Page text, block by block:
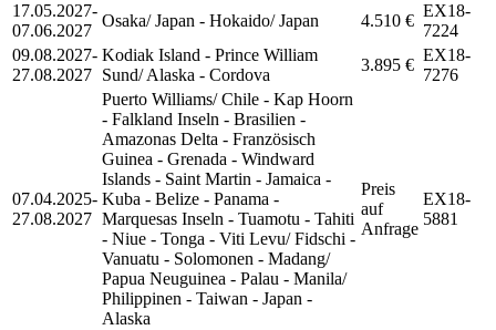
17.05.2027-
07.06.2027
Osaka/ Japan - Hokaido/ Japan 4.510 €
EX18-
7224
09.08.2027-
27.08.2027
Kodiak Island - Prince William
Sund/ Alaska - Cordova
3.895 €
EX18-
7276
07.04.2025-
27.08.2027
Puerto Williams/ Chile - Kap Hoorn
- Falkland Inseln - Brasilien -
Amazonas Delta - Französisch
Guinea - Grenada - Windward
Islands - Saint Martin - Jamaica -
Kuba - Belize - Panama -
Marquesas Inseln - Tuamotu - Tahiti
- Niue - Tonga - Viti Levu/ Fidschi -
Vanuatu - Solomonen - Madang/
Papua Neuguinea - Palau - Manila/
Philippinen - Taiwan - Japan -
Alaska
Preis
auf
Anfrage
EX18-
5881